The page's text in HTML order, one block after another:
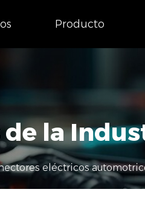
Producto
la
eléctricos